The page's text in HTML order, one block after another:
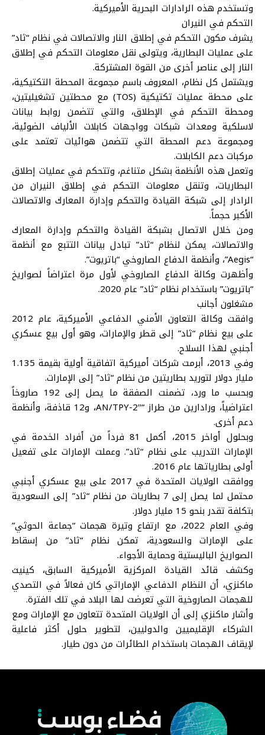
وتستخدم هذه الرادارات البحرية الأميركية.
التحكم في النيران
يشرف مكون التحكم في إطلاق النار والاتصالات في نظام “ثاد”
على عمليات البطارية، ويتولى نقل معلومات التحكم في إطلاق
النار إلى عناصر أخرى من القوة المشتركة.
ويشتمل كل نظام، المعروف باسم مجموعة المحطة التكتيكية،
على محطة عمليات تكتيكية (TOS) مع محطتين تشغيليتين،
ومحطة التحكم في الإطلاق، والتي تتضمن روابط بيانات
لاسلكية ومعدات شبكات وواجهات كابلات الألياف الضوئية،
ومجموعة دعم المحطة التي تتضمن هوائيات تعتمد على
مركبات دعم الكابلات.
وتعمل هذه الأنظمة بشكل متناغم، وتتحكم في عمليات إطلاق
البطاريات، وتنقل معلومات التحكم في إطلاق النيران من
الرادار إلى شبكة القيادة والتحكم وإدارة المعارك والاتصالات
الأكبر حجماً.
ومن خلال الاتصال بشبكة القيادة والتحكم وإدارة المعارك
والاتصالات، يمكن لنظام “ثاد” تبادل بيانات التتبع مع أنظمة
“Aegis”، وأنظمة الدفاع الصاروخي “باتريوت”.
وأظهرت وكالة الدفاع الصاروخي لأول مرة اعتراضاً لصواريخ
“باتريوت” باستخدام نظام “ثاد” عام 2020.
مشغلون أجانب
وافقت وكالة التعاون الأمني ​​الدفاعي الأميركية، عام 2012
على بيع نظام “ثاد” إلى قطر والإمارات، وهو أول بيع عسكري
أجنبي لهذا السلاح.
وفي 2013، أبرمت شركات أميركية اتفاقية أولية بقيمة 1.135
مليار دولار لتوريد بطاريتين من نظام “ثاد” إلى الإمارات.
وبحسب ما ورد، تضمنت الصفقة ما يصل إلى 192 صاروخاً
اعتراضياً، ورادارين من طراز “AN/TPY-2″، و12 قاذفة، وأنظمة
دعم أخرى.
وبحلول أواخر 2015، أكمل 81 فرداً من أفراد الخدمة في
الإمارات التدريب على نظام “ثاد”. وعملت الإمارات على تفعيل
أولى بطارياتها عام 2016.
ووافقت الولايات المتحدة في 2017 على بيع عسكري أجنبي
محتمل لما يصل إلى 7 بطاريات من نظام “ثاد” إلى السعودية
بتكلفة تقدر بنحو 15 مليار دولار.
وفي العام 2022، مع ارتفاع وتيرة هجمات “جماعة الحوثي”
على الإمارات والسعودية، تمكن نظام “ثاد” من إسقاط
الصواريخ الباليستية وحماية الأجواء.
وكشف قائد القيادة المركزية الأميركية السابق، كينيث
ماكنزي، أن النظام الدفاعي الإماراتي كان فعالاً في التصدي
للهجمات الصاروخية التي تعرضت لها البلاد في تلك الفترة.
وأشار ماكنزي إلى أن الولايات المتحدة تتعاون مع الإمارات ومع
الشركاء الإقليميين والدوليين، لتطوير حلول أكثر فاعلية
لإيقاف الهجمات باستخدام الطائرات من دون طيار.